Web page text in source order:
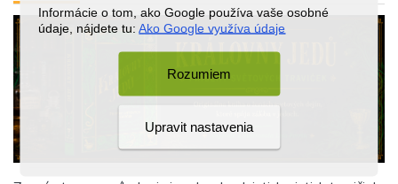
Informácie o tom, ako Google používa vaše osobné
údaje, nájdete tu: Ako Google využíva údaje
Rozumiem
Upravit nastavenia